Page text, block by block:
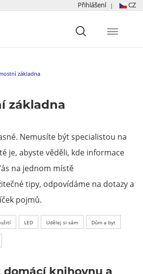
Přihlášení | CZ
základna
základna
Nemusíte být specialistou na
je, abyste věděli, kde informace
na jednom místě
tipy, odpovídáme na dotazy a
pojmů.
LED Udělej si sám Dům a byt